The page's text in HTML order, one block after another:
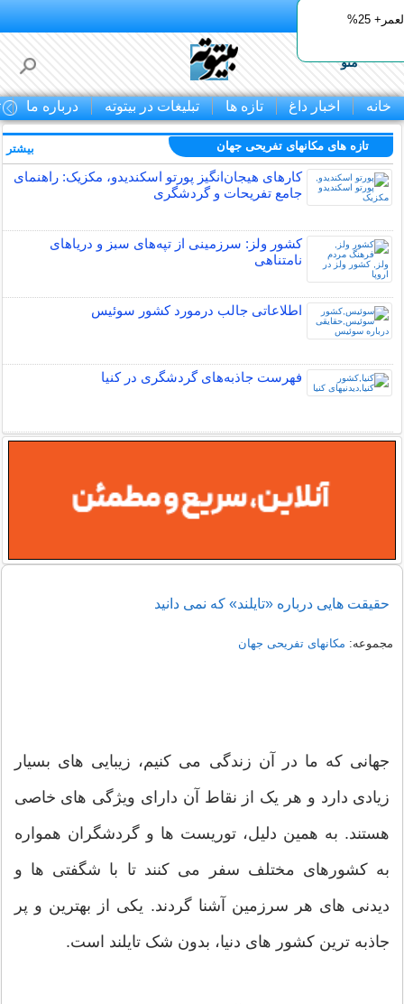
بـیتوتــه
منو
اخبار داغ تازه ها تبلیغات در بیتوته درباره ما
ایمپلنت اقساطی با ضمانت مادام‌العمر+ 25%
تازه های مکانهای تفریحی جهان
کارهای هیجان‌انگیز پورتو اسکندیدو، مکزیک: راهنمای
جامع تفریحات و گردشگری
کشور ولز: سرزمینی از تپه‌های سبز و دریاهای
نامتناهی
اطلاعاتی جالب درمورد کشور سوئیس
فهرست جاذبه‌های گردشگری در کنیا
بیشتر »
هایی درباره «تایلند» که نمی دانید
مکانهای تفریحی جهان
که ما در آن زندگی می کنیم، زیبایی های بسیار
دارد و هر یک از نقاط آن دارای ویژگی های خاصی
به همین دلیل، توریست ها و گردشگران همواره
کشورهای مختلف سفر می کنند تا با شگفتی ها و
های هر سرزمین آشنا گردند. یکی از بهترین و پر
ترین کشور های دنیا، بدون شک تایلند است.